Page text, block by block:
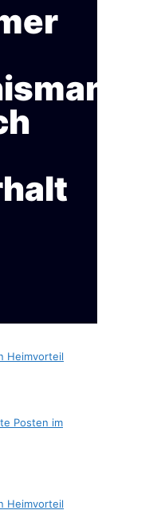
Heimvorteil
Posten im
Heimvorteil